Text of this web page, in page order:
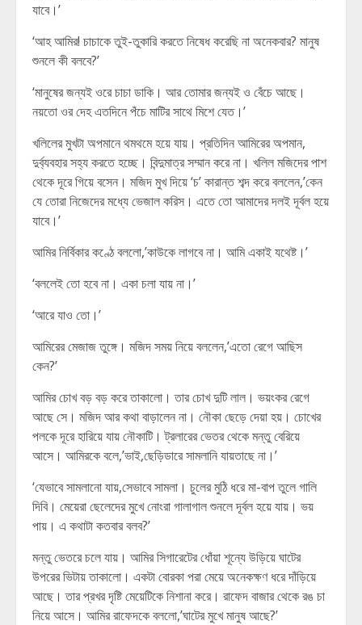
যাবে।’
‘আহ আমির! চাচাকে তুই-তুকারি করতে নিষেধ করেছি না অনেকবার? মানুষ
শুনলে কী বলবে?’
‘মানুষের জন্যই ওরে চাচা ডাকি। আর তোমার জন্যই ও বেঁচে আছে।
নয়তো ওর দেহ এতদিনে পঁচে মাটির সাথে মিশে যেত।’
খলিলের মুখটা অপমানে থমথমে হয়ে যায়। প্রতিদিন আমিরের অপমান,
দুর্ব্যবহার সহ্য করতে হচ্ছে। বিন্দুমাত্র সম্মান করে না। খলিল মজিদের পাশ
থেকে দূরে গিয়ে বসেন। মজিদ মুখ দিয়ে ‘চ’ কারান্ত শব্দ করে বললেন,’কেন
যে তোরা নিজেদের মধ্যে ভেজাল করিস। এতে তো আমাদের দলই দূর্বল হয়ে
যাবে।’
আমির নির্বিকার কণ্ঠে বললো,’কাউকে লাগবে না। আমি একাই যথেষ্ট।’
‘বললেই তো হবে না। একা চলা যায় না।’
‘আরে যাও তো।’
আমিরের মেজাজ তুঙ্গে। মজিদ সময় নিয়ে বললেন,’এতো রেগে আছিস
কেন?’
আমির চোখ বড় বড় করে তাকালো। তার চোখ দুটি লাল। ভয়ংকর রেগে
আছে সে। মজিদ আর কথা বাড়ালেন না। নৌকা ছেড়ে দেয়া হয়। চোখের
পলকে দূরে হারিয়ে যায় নৌকাটি। ট্রলারের ভেতর থেকে মন্তু বেরিয়ে
আসে। আমিরকে বলে,’ভাই,ছেড়িডারে সামলানি যায়তাছে না।’
‘যেভাবে সামলানো যায়,সেভাবে সামলা। চুলের মুঠি ধরে মা-বাপ তুলে গালি
দিবি। মেয়েরা ছেলেদের মুখে নোংরা গালাগাল শুনলে দূর্বল হয়ে যায়। ভয়
পায়। এ কথাটা কতবার বলব?’
মন্তু ভেতরে চলে যায়। আমির সিগারেটের ধোঁয়া শূন্যে উড়িয়ে ঘাটের
উপরের ভিটায় তাকালো। একটা বোরকা পরা মেয়ে অনেকক্ষণ ধরে দাঁড়িয়ে
আছে। তার প্রখর দৃষ্টি মেয়েটিকে নিশানা করে। রাফেদ বাজার থেকে রঙ চা
নিয়ে আসে। আমির রাফেদকে বললো,’ঘাটের মুখে মানুষ আছে?’